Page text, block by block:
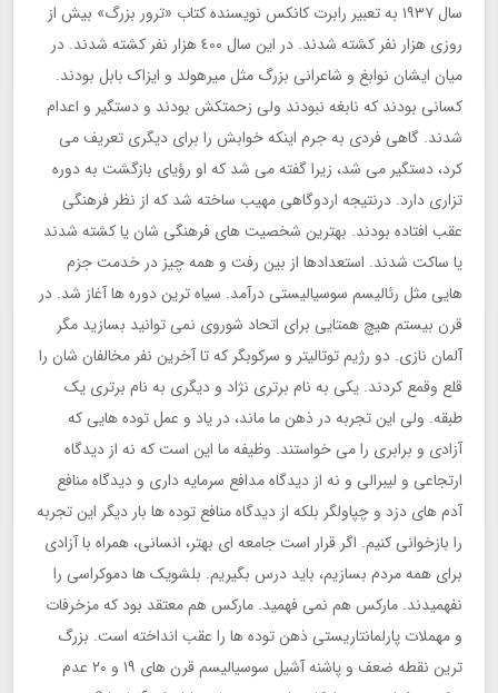
سال ١٩٣٧ به تعبیر رابرت کانکس نویسنده کتاب «ترور بزرگ» بیش از
روزی هزار نفر کشته شدند. در این سال ٤٠٠ هزار نفر کشته شدند. در
میان ایشان نوابغ و شاعرانی بزرگ مثل میرهولد و ایزاک بابل بودند.
کسانی بودند که نابغه نبودند ولی زحمتکش بودند و دستگیر و اعدام
شدند. گاهی فردی به جرم اینکه خوابش را برای دیگری تعریف می
کرد، دستگیر می شد، زیرا گفته می شد که او رؤیای بازگشت به دوره
تزاری دارد. درنتیجه اردوگاهی مهیب ساخته شد که از نظر فرهنگی
عقب افتاده بودند. بهترین شخصیت های فرهنگی شان یا کشته شدند
یا ساکت شدند. استعدادها از بین رفت و همه چیز در خدمت جزم
هایی مثل رئالیسم سوسیالیستی درآمد. سیاه ترین دوره ها آغاز شد. در
قرن بیستم هیچ همتایی برای اتحاد شوروی نمی توانید بسازید مگر
آلمان نازی. دو رژیم توتالیتر و سرکوبگر که تا آخرین نفر مخالفان شان را
قلع وقمع کردند. یکی به نام برتری نژاد و دیگری به نام برتری یک
طبقه. ولی این تجربه در ذهن ما ماند، در یاد و عمل توده هایی که
آزادی و برابری را می خواستند. وظیفه ما این است که نه از دیدگاه
ارتجاعی و لیبرالی و نه از دیدگاه مدافع سرمایه داری و دیدگاه منافع
آدم های دزد و چپاولگر بلکه از دیدگاه منافع توده ها بار دیگر این تجربه
را بازخوانی کنیم. اگر قرار است جامعه ای بهتر، انسانی، همراه با آزادی
برای همه مردم بسازیم، باید درس بگیریم. بلشویک ها دموکراسی را
نفهمیدند. مارکس هم نمی فهمید. مارکس هم معتقد بود که مزخرفات
و مهملات پارلمانتاریستی ذهن توده ها را عقب انداخته است. بزرگ
ترین نقطه ضعف و پاشنه آشیل سوسیالیسم قرن های ١٩ و ٢٠ عدم